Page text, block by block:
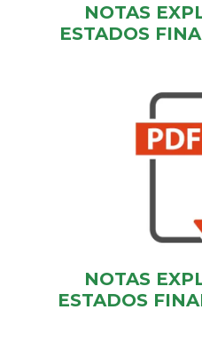
NOTAS
ESTADOS
NOTAS
ESTADOS